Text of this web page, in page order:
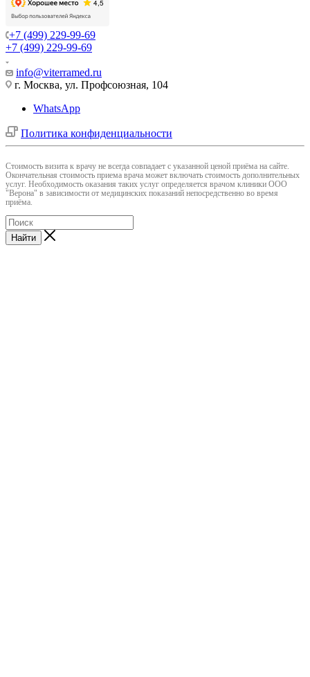
+7 (499) 229-99-69
+7 (499) 229-99-69
info@viterramed.ru
г. Москва, ул. Профсоюзная, 104
WhatsApp
Политика конфиденциальности
Cтоимость визита к врачу не всегда совпадает с указанной ценой приёма на сайте.
Окончательная стоимость приема врача может включать стоимость дополнительных
услуг. Необходимость оказания таких услуг определяется врачом клиники ООО
"Верона" в зависимости от медицинских показаний непосредственно во время
приёма.
Найти